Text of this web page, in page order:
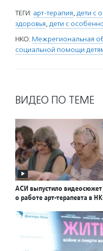
ТЕГИ: арт-терапия, дети с
здоровья, дети с
НКО: Межрегиональная
социальной помощи
ВИДЕО ПО ТЕМЕ
АСИ выпустило видеосюжет
о работе арт-терапевта в